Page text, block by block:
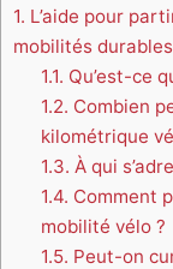
1. L’aide pour
mobilités durables
1.1. Qu’est-ce
1.2. Combien
kilométrique
1.3. À qui
1.4. Comment
mobilité vélo ?
1.5. Peut-on